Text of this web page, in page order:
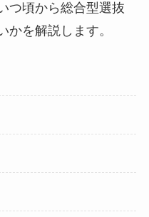
つ頃から総合型選抜
かを解説します。